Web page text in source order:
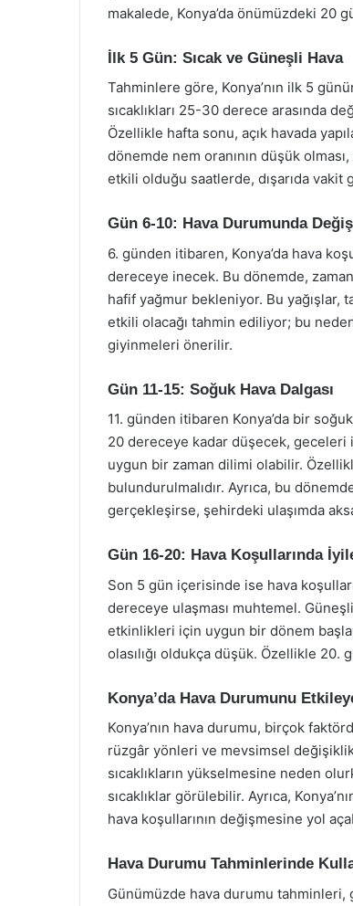
makalede, Konya’da önümüzdeki 20
İlk 5 Gün: Sıcak ve Güneşli Hava
Tahminlere göre, Konya’nın ilk 5
sıcaklıkları 25-30 derece arasında
Özellikle hafta sonu, açık havada
dönemde nem oranının düşük olması,
etkili olduğu saatlerde, dışarıda
Gün 6-10: Hava Durumunda
6. günden itibaren, Konya’da hava
dereceye inecek. Bu dönemde,
hafif yağmur bekleniyor. Bu yağışlar,
etkili olacağı tahmin ediliyor; bu
giyinmeleri önerilir.
Gün 11-15: Soğuk Hava Dalgası
11. günden itibaren Konya’da bir
20 dereceye kadar düşecek, geceleri
uygun bir zaman dilimi olabilir.
bulundurulmalıdır. Ayrıca, bu
gerçekleşirse, şehirdeki ulaşımda
Gün 16-20: Hava Koşullarında
Son 5 gün içerisinde ise hava
dereceye ulaşması muhtemel.
etkinlikleri için uygun bir dönem
olasılığı oldukça düşük. Özellikle
Konya’da Hava Durumunu
Konya’nın hava durumu, birçok
rüzgâr yönleri ve mevsimsel
sıcaklıkların yükselmesine neden
sıcaklıklar görülebilir. Ayrıca,
hava koşullarının değişmesine yol
Hava Durumu Tahminlerinde
Günümüzde hava durumu tahminleri,